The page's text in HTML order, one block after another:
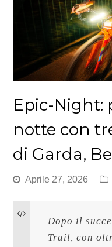
Epic-Night:
notte con
di Garda,
Aprile 27, 2026
Dopo il
Trail, con